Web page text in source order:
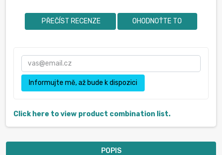
PŘEČÍST RECENZE OHODNOŤTE TO
Informujte mě, až bude k dispozici
Click here to view product combination list.
POPIS